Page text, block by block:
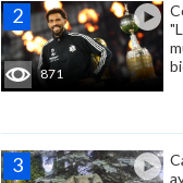
871